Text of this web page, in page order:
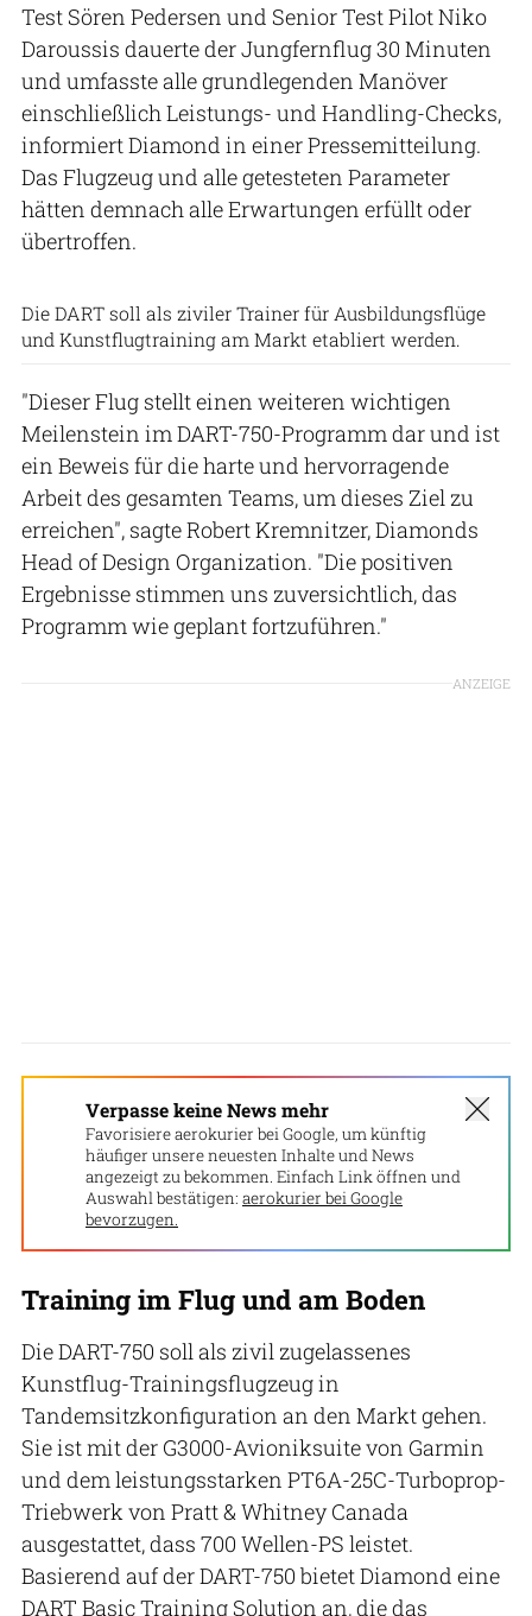
Test Sören Pedersen und Senior Test Pilot Niko
Daroussis dauerte der Jungfernflug 30 Minuten
und umfasste alle grundlegenden Manöver
einschließlich Leistungs- und Handling-Checks,
informiert Diamond in einer Pressemitteilung.
Das Flugzeug und alle getesteten Parameter
hätten demnach alle Erwartungen erfüllt oder
übertroffen.
Die DART soll als ziviler Trainer für Ausbildungsflüge
und Kunstflugtraining am Markt etabliert werden.
"Dieser Flug stellt einen weiteren wichtigen
Meilenstein im DART-750-Programm dar und ist
ein Beweis für die harte und hervorragende
Arbeit des gesamten Teams, um dieses Ziel zu
erreichen", sagte Robert Kremnitzer, Diamonds
Head of Design Organization. "Die positiven
Ergebnisse stimmen uns zuversichtlich, das
Programm wie geplant fortzuführen."
ANZEIGE
Verpasse keine News mehr
Favorisiere aerokurier bei Google, um künftig
häufiger unsere neuesten Inhalte und News
angezeigt zu bekommen. Einfach Link öffnen und
Auswahl bestätigen: aerokurier bei Google
bevorzugen.
Training im Flug und am Boden
Die DART-750 soll als zivil zugelassenes
Kunstflug-Trainingsflugzeug in
Tandemsitzkonfiguration an den Markt gehen.
Sie ist mit der G3000-Avioniksuite von Garmin
und dem leistungsstarken PT6A-25C-Turboprop-
Triebwerk von Pratt & Whitney Canada
ausgestattet, dass 700 Wellen-PS leistet.
Basierend auf der DART-750 bietet Diamond eine
DART Basic Training Solution an, die das